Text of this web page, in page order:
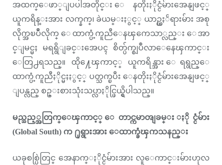
အထက္ေဖာ္ျပပါအတိုင္း ေနတိုးႏိုင္ငံမ်ားအေနျဖင့္
ယူကရိန္းအား လက္နက္၊ ခဲယမ္းႏွင့္ ယာဥ္ယႏၲရားမ်ား အစု
လိုက္အၿပဳံလိုက္ ေထာက္ပံ့ကူညီေနၾကေသာ္လည္း ေအာ
င္ျမင္မႈ မရရွိျခင္းအေပၚ စိတ္ပ်က္စျပဳလာေနေၾကာင္း
ေတြ႕ရသည္။ ထို႔ေၾကာင့္ ယူကရိန္အား ေရရွည္ေ
ထာက္ပံ့ကူညီႏိုင္မႈႏွင့္ ပတ္သက္ၿပီး ေနတိုးႏိုင္ငံမ်ားအေနျဖင့္
ျပန္လည္ စဥ္းစားသုံးသပ္လာႏိုင္ဖြယ္ရွိပါသည္။
မည္သည့္အတြက္ေၾကာင့္ ေတာင္ကမာၻျခမ္း ႏိုင္ငံမ်ား
(Global South) က ႐ုရွားအား ေထာက္ခံၾကသနည္း
ယခုစစ္ပြဲတြင္ အေနာက္ႏိုင္ငံမ်ားအား လူေကာင္းမ်ားဟုလ